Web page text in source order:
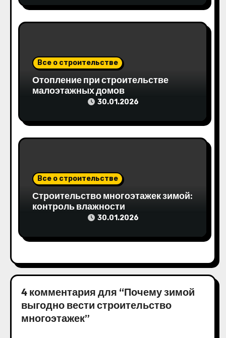
а
п
м
Все о строительстве
Отопление при строительстве
малоэтажных домов
30.01.2026
Все о строительстве
Строительство многоэтажек зимой:
контроль влажности
30.01.2026
4 комментария для “Почему зимой
выгодно вести строительство
многоэтажек”